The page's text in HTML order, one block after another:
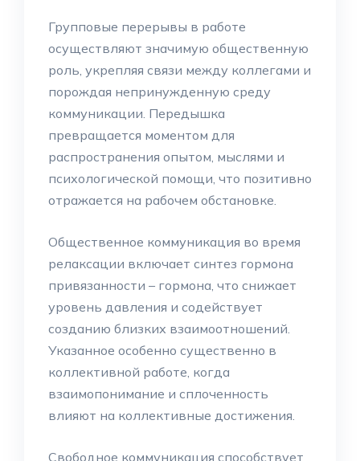
Групповые перерывы в работе
осуществляют значимую общественную
роль, укрепляя связи между коллегами и
порождая непринужденную среду
коммуникации. Передышка
превращается моментом для
распространения опытом, мыслями и
психологической помощи, что позитивно
отражается на рабочем обстановке.
Общественное коммуникация во время
релаксации включает синтез гормона
привязанности – гормона, что снижает
уровень давления и содействует
созданию близких взаимоотношений.
Указанное особенно существенно в
коллективной работе, когда
взаимопонимание и сплоченность
влияют на коллективные достижения.
Свободное коммуникация способствует